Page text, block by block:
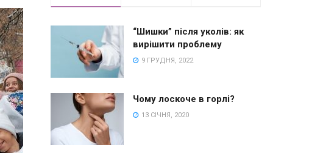
“Шишки” після уколів: як
вирішити проблему
9 ГРУДНЯ, 2022
Чому лоскоче в горлі?
13 СІЧНЯ, 2020